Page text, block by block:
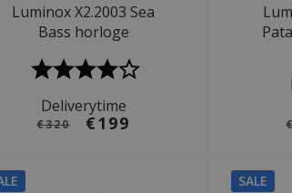
Luminox X2.2003 Sea
Bass horloge
Deliverytime
€320 €199
SALE